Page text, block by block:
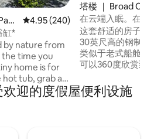
平均评分 4.95 分（满分 5 分），
4.95 (240)
缸*
by nature from
time you
home is for
under
bike ride(bikes
塔楼 ｜ Broad
在云端入眠。在
中放松身心
这套舒适的房子坐
30英尺高的钢制
类似于老式船舱。
可以360度欣赏到
流动，并从上面
炉旁迎接夜晚，在
迎的度假屋便利设施